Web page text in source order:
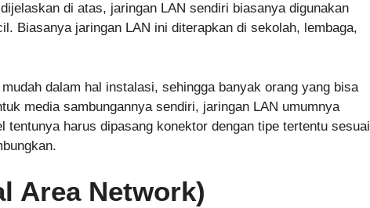
di atas, jaringan LAN sendiri biasanya digunakan
Biasanya jaringan LAN ini diterapkan di sekolah, lembaga,
dalam hal instalasi, sehingga banyak orang yang bisa
media sambungannya sendiri, jaringan LAN umumnya
tentunya harus dipasang konektor dengan tipe tertentu sesuai
Area Network)